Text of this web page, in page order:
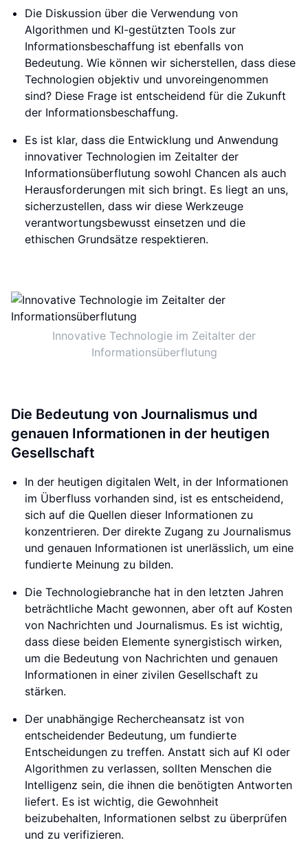
Die Diskussion über die Verwendung von
Algorithmen und KI-gestützten Tools zur
Informationsbeschaffung ist ebenfalls von
Bedeutung. Wie können wir sicherstellen, dass diese
Technologien objektiv und unvoreingenommen
sind? Diese Frage ist entscheidend für die Zukunft
der Informationsbeschaffung.
Es ist klar, dass die Entwicklung und Anwendung
innovativer Technologien im Zeitalter der
Informationsüberflutung sowohl Chancen als auch
Herausforderungen mit sich bringt. Es liegt an uns,
sicherzustellen, dass wir diese Werkzeuge
verantwortungsbewusst einsetzen und die
ethischen Grundsätze respektieren.
Innovative Technologie im Zeitalter der
Informationsüberflutung
Die Bedeutung von Journalismus und
genauen Informationen in der heutigen
Gesellschaft
In der heutigen digitalen Welt, in der Informationen
im Überfluss vorhanden sind, ist es entscheidend,
sich auf die Quellen dieser Informationen zu
konzentrieren. Der direkte Zugang zu Journalismus
und genauen Informationen ist unerlässlich, um eine
fundierte Meinung zu bilden.
Die Technologiebranche hat in den letzten Jahren
beträchtliche Macht gewonnen, aber oft auf Kosten
von Nachrichten und Journalismus. Es ist wichtig,
dass diese beiden Elemente synergistisch wirken,
um die Bedeutung von Nachrichten und genauen
Informationen in einer zivilen Gesellschaft zu
stärken.
Der unabhängige Rechercheansatz ist von
entscheidender Bedeutung, um fundierte
Entscheidungen zu treffen. Anstatt sich auf KI oder
Algorithmen zu verlassen, sollten Menschen die
Intelligenz sein, die ihnen die benötigten Antworten
liefert. Es ist wichtig, die Gewohnheit
beizubehalten, Informationen selbst zu überprüfen
und zu verifizieren.